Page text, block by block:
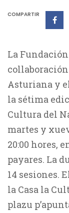
COMPARTIR
La
Asturiana y
la sétima
Cultura del
martes y
20:00 hores,
payares. La
14 sesiones.
la Casa la
plazu